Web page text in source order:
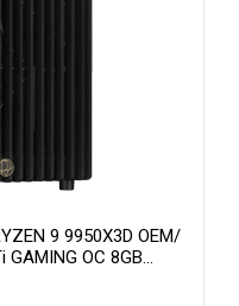
9 9950X3D OEM/
OC 8GB